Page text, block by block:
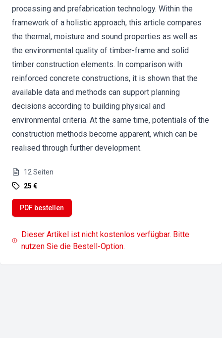
processing and prefabrication technology. Within the
framework of a holistic approach, this article compares
the thermal, moisture and sound properties as well as
the environmental quality of timber-frame and solid
timber construction elements. In comparison with
reinforced concrete constructions, it is shown that the
available data and methods can support planning
decisions according to building physical and
environmental criteria. At the same time, potentials of the
construction methods become apparent, which can be
realised through further development.
12 Seiten
25 €
PDF bestellen
Dieser Artikel ist nicht kostenlos verfügbar. Bitte
nutzen Sie die Bestell-Option.